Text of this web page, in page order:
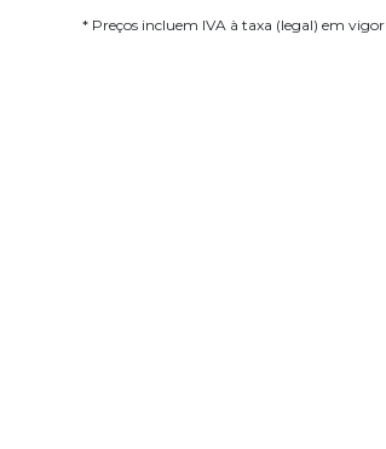
* Preços incluem IVA à taxa (legal) em vigor